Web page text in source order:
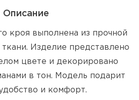
Описание
кроя выполнена из прочной
Изделие представлено
цвете и декорировано
в тон. Модель подарит
и комфорт.